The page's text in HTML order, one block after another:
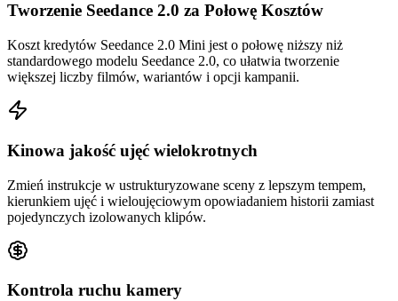
Tworzenie Seedance 2.0 za Połowę Kosztów
Koszt kredytów Seedance 2.0 Mini jest o połowę niższy niż
standardowego modelu Seedance 2.0, co ułatwia tworzenie
większej liczby filmów, wariantów i opcji kampanii.
Kinowa jakość ujęć wielokrotnych
Zmień instrukcje w ustrukturyzowane sceny z lepszym tempem,
kierunkiem ujęć i wieloujęciowym opowiadaniem historii zamiast
pojedynczych izolowanych klipów.
Kontrola ruchu kamery